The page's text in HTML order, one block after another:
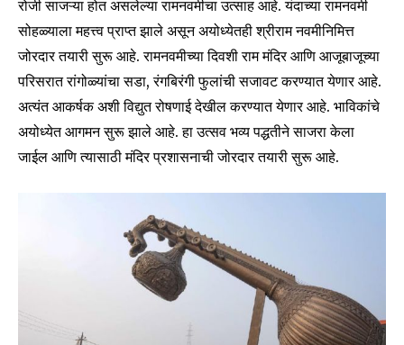
रोजी साजऱ्या होत असलेल्या रामनवमीचा उत्साह आहे. यंदाच्या रामनवमी
सोहळ्याला महत्त्व प्राप्त झाले असून अयोध्येतही श्रीराम नवमीनिमित्त
जोरदार तयारी सुरू आहे. रामनवमीच्या दिवशी राम मंदिर आणि आजूबाजूच्या
परिसरात रांगोळ्यांचा सडा, रंगबिरंगी फुलांची सजावट करण्यात येणार आहे.
अत्यंत आकर्षक अशी विद्युत रोषणाई देखील करण्यात येणार आहे. भाविकांचे
अयोध्येत आगमन सुरू झाले आहे. हा उत्सव भव्य पद्धतीने साजरा केला
जाईल आणि त्यासाठी मंदिर प्रशासनाची जोरदार तयारी सुरू आहे.